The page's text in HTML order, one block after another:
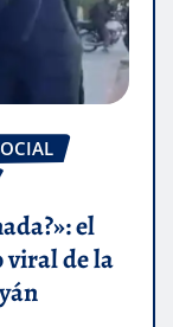
el
viral de la